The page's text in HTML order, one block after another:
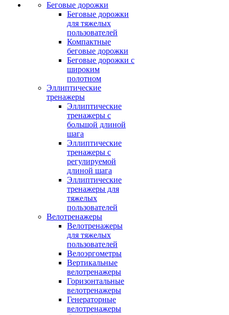
Беговые дорожки
Беговые дорожки
для тяжелых
пользователей
Компактные
беговые дорожки
Беговые дорожки с
широким
полотном
Эллиптические
тренажеры
Эллиптические
тренажеры с
большой длиной
шага
Эллиптические
тренажеры с
регулируемой
длиной шага
Эллиптические
тренажеры для
тяжелых
пользователей
Велотренажеры
Велотренажеры
для тяжелых
пользователей
Велоэргометры
Вертикальные
велотренажеры
Горизонтальные
велотренажеры
Генераторные
велотренажеры